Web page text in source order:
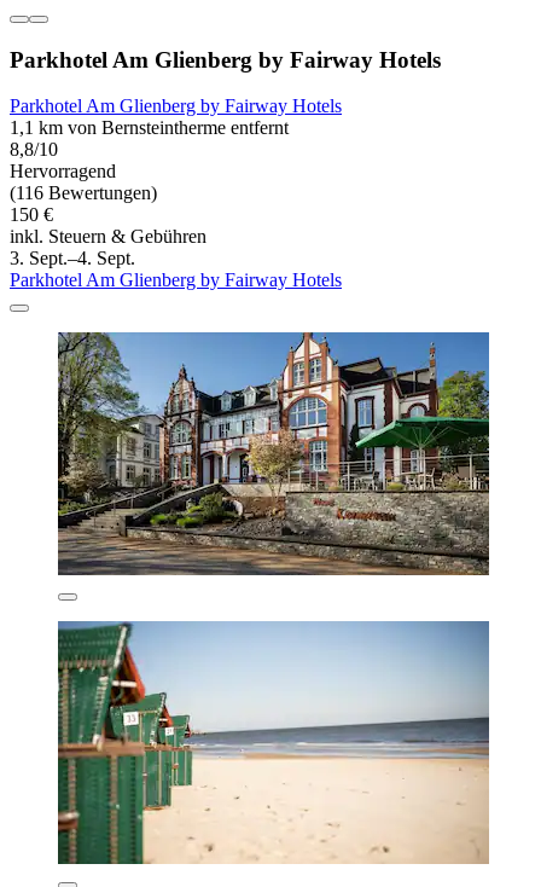
Parkhotel Am Glienberg by Fairway Hotels
Parkhotel Am Glienberg by Fairway Hotels
1,1 km von Bernsteintherme entfernt
8,8/10
Hervorragend
(116 Bewertungen)
150 €
inkl. Steuern & Gebühren
3. Sept.–4. Sept.
Parkhotel Am Glienberg by Fairway Hotels